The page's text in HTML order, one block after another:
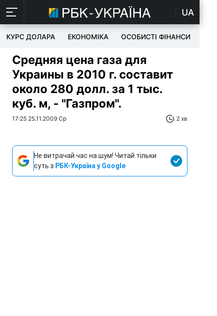
UA
КУРС ДОЛАРА ЕКОНОМІКА ОСОБИСТІ ФІНАНСИ
Средняя цена газа для
Украины в 2010 г. составит
около 280 долл. за 1 тыс.
куб. м, - "Газпром".
17:25 25.11.2009 Ср 2 хв
Не витрачай час на шум! Читай тільки
суть з РБК-Україна у Google